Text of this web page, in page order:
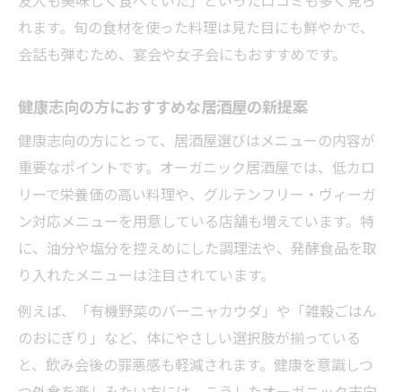
体にやさしい居酒屋時間を叶えるポイント
体にやさしい居酒屋選びで得られる安心感
居酒屋のオーガニックメニューで健康を実
選び
体に優しいおつまみが揃う居酒屋の選び方
居酒屋で過ごす健康的な時間のためのヒン
ト
れます。旬の食材を使った料理は見た目にも鮮やかで、
会話も弾むため、宴会や女子会にもおすすめです。
健康志向の方におすすめな居酒屋の新提案
健康志向の方にとって、居酒屋選びはメニューの内容が
重要なポイントです。オーガニック居酒屋では、低カロ
リーで栄養価の高い料理や、グルテンフリー・ヴィーガ
ン対応メニューを用意している店舗も増えています。特
に、油分や塩分を控えめにした調理法や、発酵食品を取
り入れたメニューは注目されています。
例えば、「有機野菜のバーニャカウダ」や「雑穀ごはん
のおにぎり」など、体にやさしい選択肢が揃っている
と、飲み会後の罪悪感も軽減されます。健康を意識しつ